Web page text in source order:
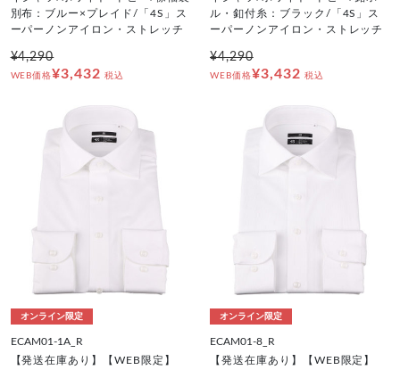
別布：ブルー×プレイド/「4S」ス
ーパーノンアイロン・ストレッチ
¥4,290
WEB価格¥3,432 税込
ル・釦付糸：ブラック/「4S」ス
ーパーノンアイロン・ストレッチ
¥4,290
WEB価格¥3,432 税込
オンライン限定
ECAM01-1A_R
【発送在庫あり】【WEB限定】
オンライン限定
ECAM01-8_R
【発送在庫あり】【WEB限定】